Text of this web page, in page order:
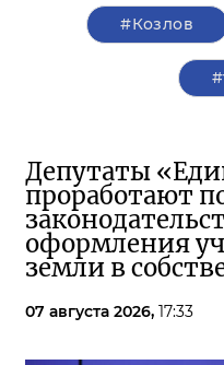
#Козлов
Депутаты
проработают
оформления
земли в
07 августа 2026, 17:33